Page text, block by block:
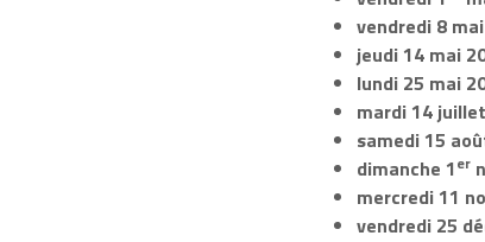
vendredi 8
jeudi 14 mai
lundi 25 mai
mardi 14
samedi 15
dimanche 1er
mercredi 11
vendredi 25